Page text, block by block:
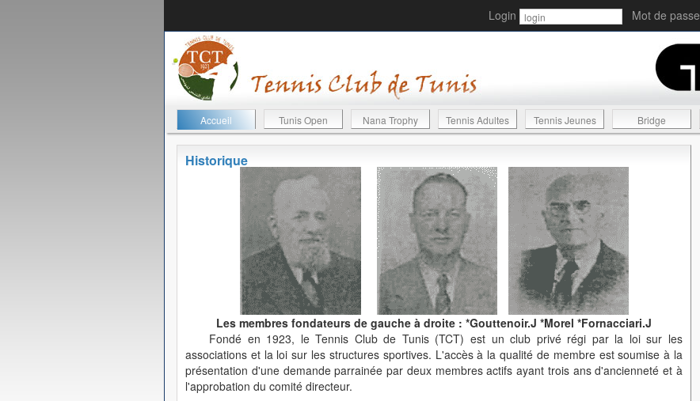
Login Mot de passe
Accueil Tunis Open Nana Trophy Tennis Adultes Tennis Jeunes Bridge
Historique
Les membres fondateurs de gauche à droite : *Gouttenoir.J *Morel *Fornacciari.J
Fondé en 1923, le Tennis Club de Tunis (TCT) est un club privé régi par la loi sur les
associations et la loi sur les structures sportives. L'accès à la qualité de membre est soumise à la
présentation d'une demande parrainée par deux membres actifs ayant trois ans d'ancienneté et à
l'approbation du comité directeur.